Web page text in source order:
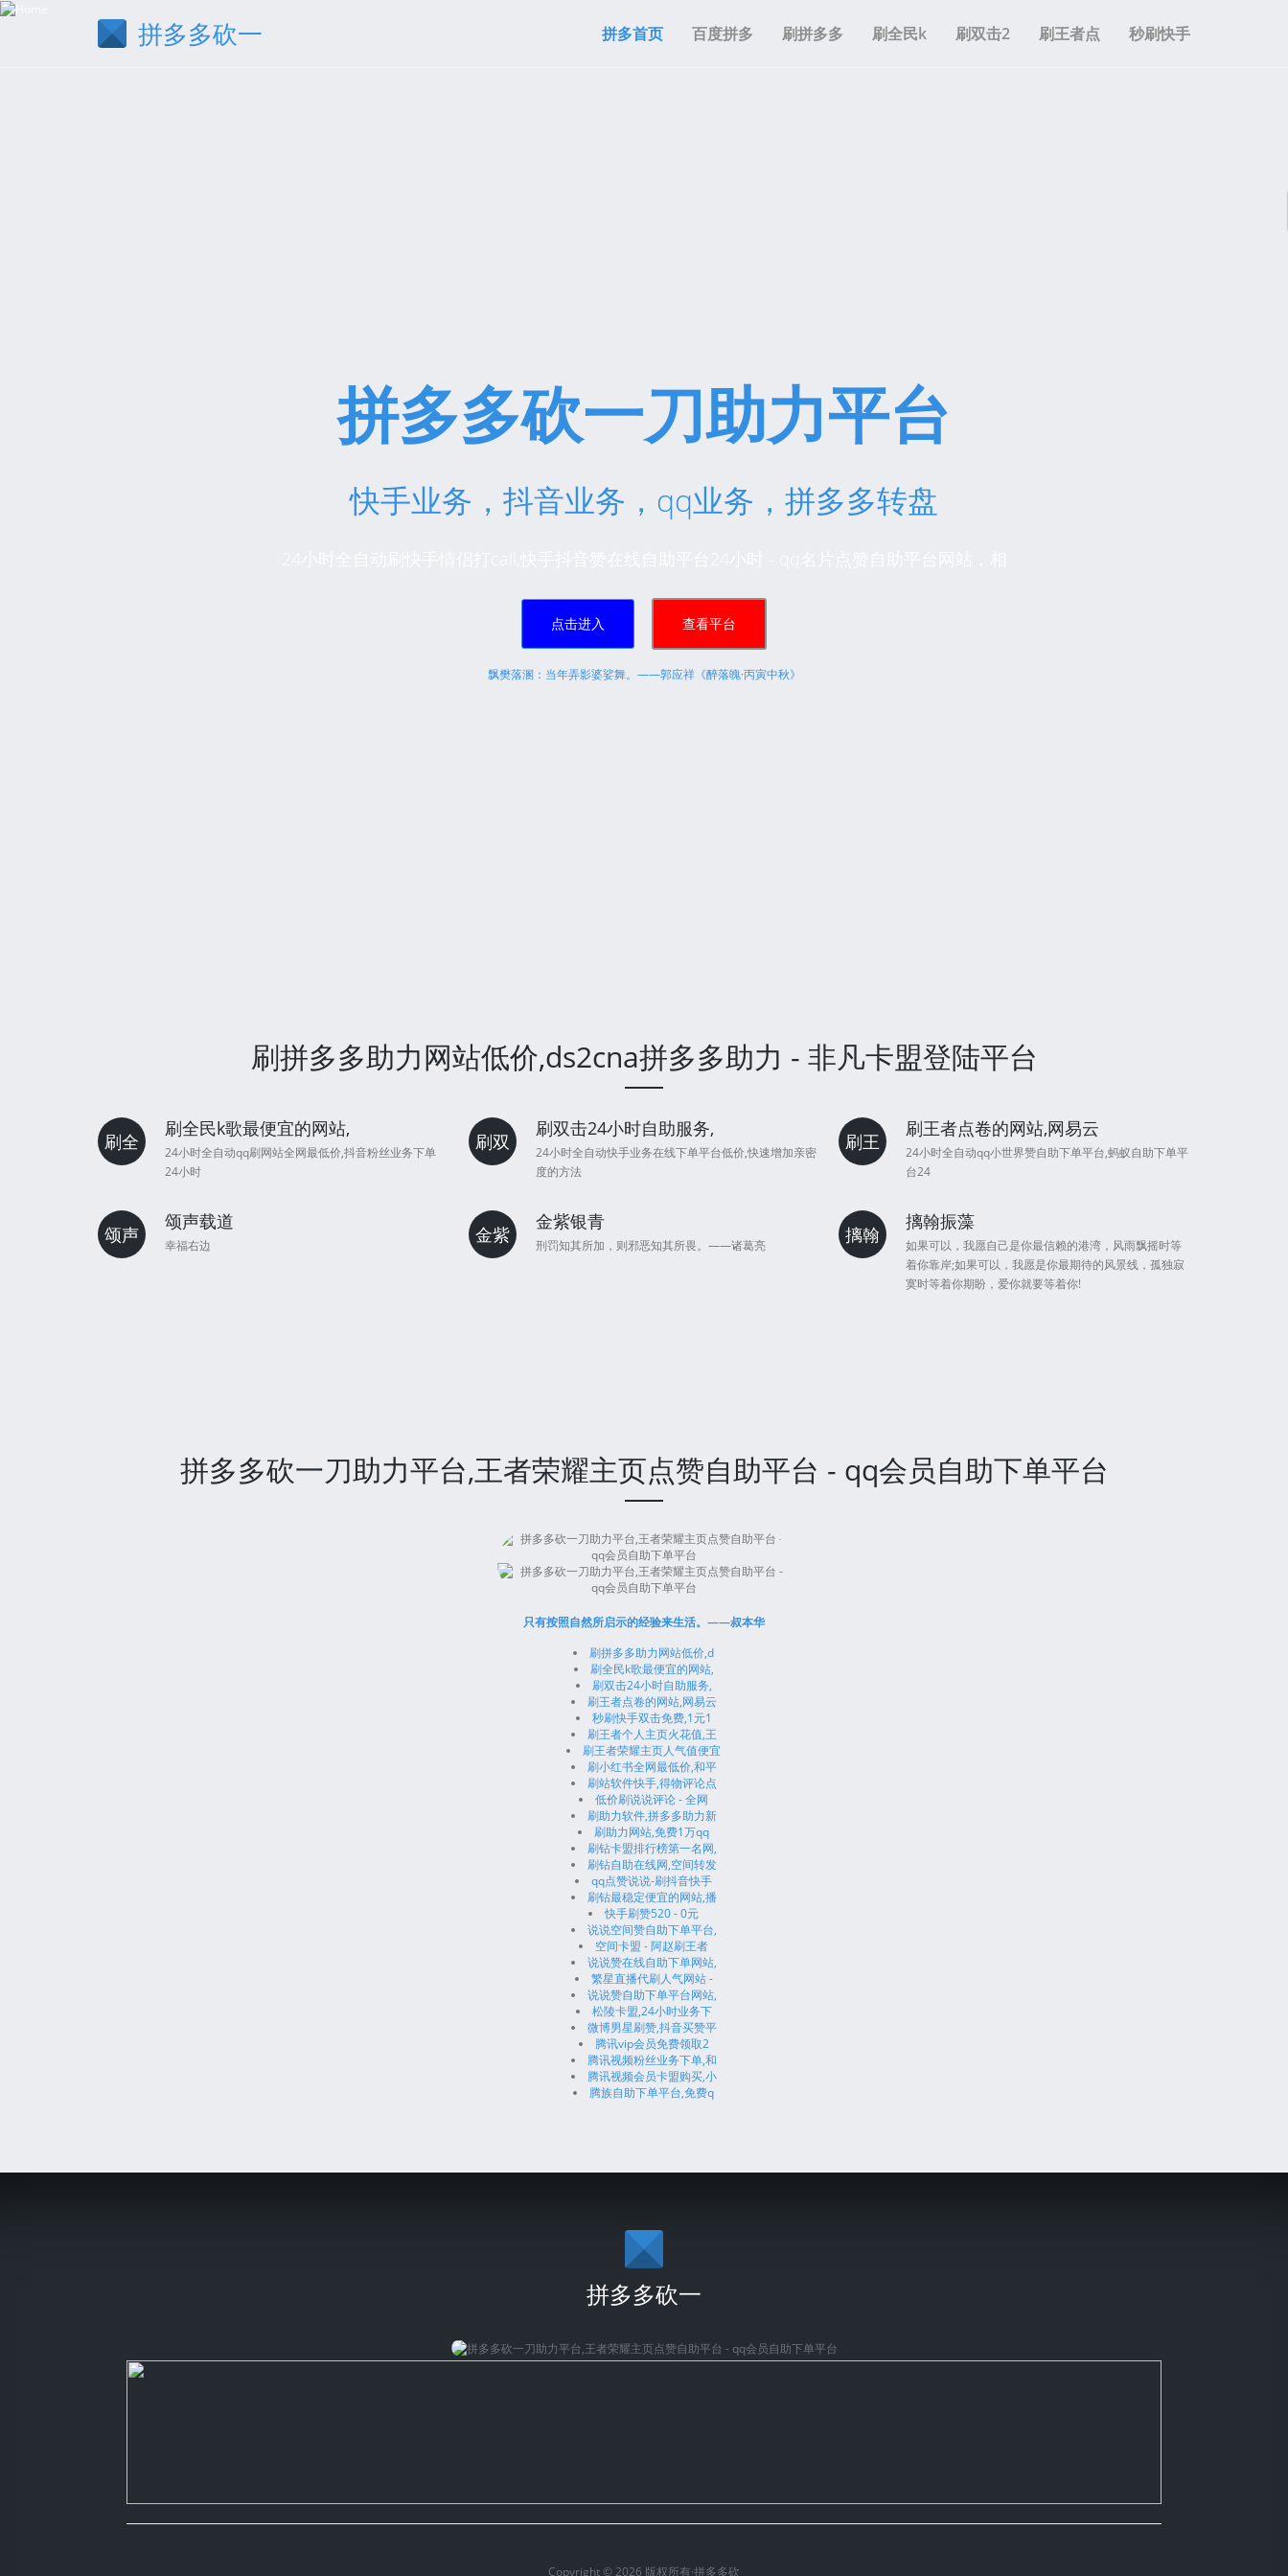
拼多多砍一 拼多首页 百度拼多 刷拼多多 刷全民k 刷双击2 刷王者点 秒刷快手
拼多多砍一刀助力平台
快手业务，抖音业务，qq业务，拼多多转盘
点击进入 查看平台
飘樊落溷：当年弄影婆娑舞。——郭应祥《醉落魄·丙寅中秋》
刷拼多多助力网站低价,ds2cna拼多多助力 - 非凡卡盟登陆平台
刷全
刷全民k歌最便宜的网站,
24小时全自动qq刷网站全网最低价,抖音粉丝业务下单
24小时
刷双
刷双击24小时自助服务,
24小时全自动快手业务在线下单平台低价,快速增加亲密
度的方法
刷王
刷王者点卷的网站,网易云
24小时全自动qq小世界赞自助下单平台,蚂蚁自助下单平
台24
颂声
颂声载道
幸福右边 金紫
金紫银青
刑罚知其所加，则邪恶知其所畏。——诸葛亮 摛翰
摛翰振藻
如果可以，我愿自己是你最信赖的港湾，风雨飘摇时等
着你靠岸;如果可以，我愿是你最期待的风景线，孤独寂
寞时等着你期盼，爱你就要等着你!
拼多多砍一刀助力平台,王者荣耀主页点赞自助平台 - qq会员自助下单平台
只有按照自然所启示的经验来生活。——叔本华
刷拼多多助力网站低价,d
刷全民k歌最便宜的网站,
刷双击24小时自助服务,
刷王者点卷的网站,网易云
秒刷快手双击免费,1元1
刷王者个人主页火花值,王
刷王者荣耀主页人气值便宜
刷小红书全网最低价,和平
刷站软件快手,得物评论点
低价刷说说评论 - 全网
刷助力软件,拼多多助力新
刷助力网站,免费1万qq
刷钻卡盟排行榜第一名网,
刷钻自助在线网,空间转发
qq点赞说说-刷抖音快手
刷钻最稳定便宜的网站,播
快手刷赞520 - 0元
说说空间赞自助下单平台,
空间卡盟 - 阿赵刷王者
说说赞在线自助下单网站,
繁星直播代刷人气网站 -
说说赞自助下单平台网站,
松陵卡盟,24小时业务下
微博男星刷赞,抖音买赞平
腾讯vip会员免费领取2
腾讯视频粉丝业务下单,和
腾讯视频会员卡盟购买,小
腾族自助下单平台,免费q
拼多多砍一
Copyright © 2026 版权所有·拼多多砍